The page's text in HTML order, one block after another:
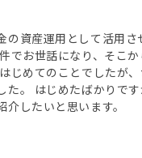
の資産運用として活用さ
でお世話になり、そこ
じめてのことでしたが
た。 はじめたばかりで
したいと思います。